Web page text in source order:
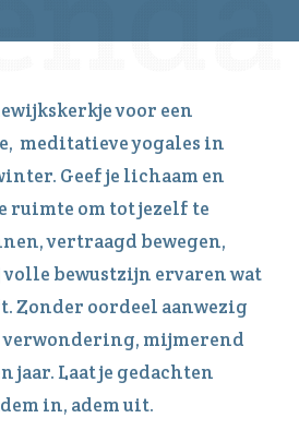
voor een
meditatieve yogales in
Geef je lichaam en
ruimte om tot jezelf te
vertraagd bewegen,
bewustzijn ervaren wat
Zonder oordeel aanwezig
mijmerend
jaar. Laat je gedachten
in, adem uit.